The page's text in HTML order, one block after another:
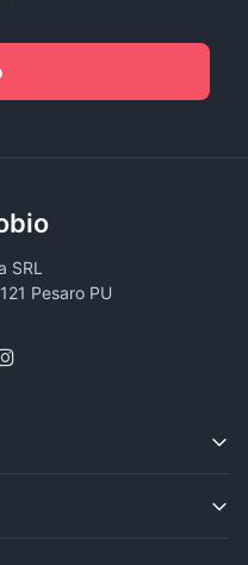
SRL
Pesaro PU